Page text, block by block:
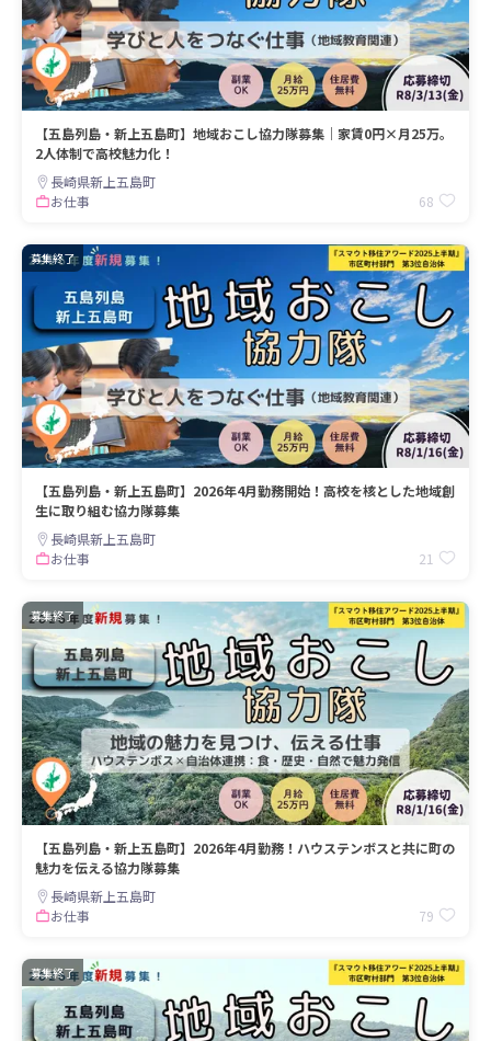
【五島列島・新上五島町】地域おこし協力隊募集｜家賃0円×月25万。
2人体制で高校魅力化！
長崎県新上五島町
お仕事
68
募集終了
【五島列島・新上五島町】2026年4月勤務開始！高校を核とした地域創
生に取り組む協力隊募集
長崎県新上五島町
お仕事
21
募集終了
【五島列島・新上五島町】2026年4月勤務！ハウステンボスと共に町の
魅力を伝える協力隊募集
長崎県新上五島町
お仕事
79
募集終了